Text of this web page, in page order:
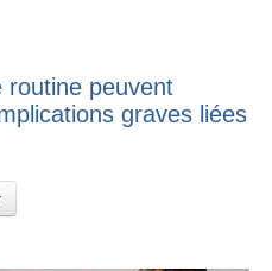
routine peuvent
graves liées